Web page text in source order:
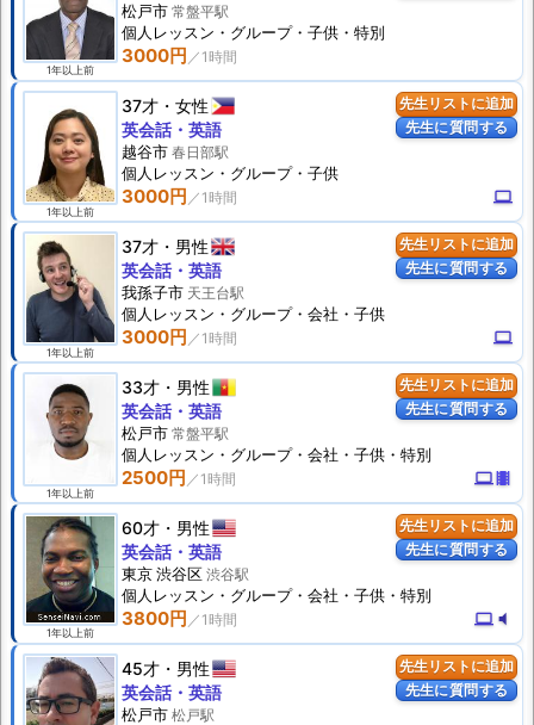
1年以上前
3000円
松戸市 常盤平駅
個人 レッスン ・グループ・子供・特別
先生リストに追加
先生に質問する
1年以上前
37才 女性
3000円 computer
英会話・英語
越谷市 春日部駅
個人 レッスン ・グループ・子供
先生リストに追加
先生に質問する
1年以上前
37才 男性
3000円 computer
英会話・英語
我孫子市 天王台駅
個人 レッスン ・グループ・会社・子供
先生リストに追加
先生に質問する
1年以上前
33才 男性
2500円 computertheaters
英会話・英語
松戸市 常盤平駅
個人 レッスン ・グループ・会社・子供・特別
先生リストに追加
先生に質問する
1年以上前
60才 男性
3800円 computer volume_mute
英会話・英語
東京 渋谷区 渋谷駅
個人 レッスン ・グループ・会社・子供・特別
先生リストに追加
先生に質問する
45才 男性
英会話・英語
松戸市 松戸駅